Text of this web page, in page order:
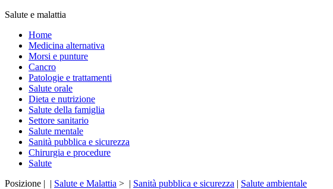
Salute e malattia
Home
Medicina alternativa
Morsi e punture
Cancro
Patologie e trattamenti
Salute orale
Dieta e nutrizione
Salute della famiglia
Settore sanitario
Salute mentale
Sanità pubblica e sicurezza
Chirurgia e procedure
Salute
Posizione | | Salute e Malattia > | Sanità pubblica e sicurezza | Salute ambientale